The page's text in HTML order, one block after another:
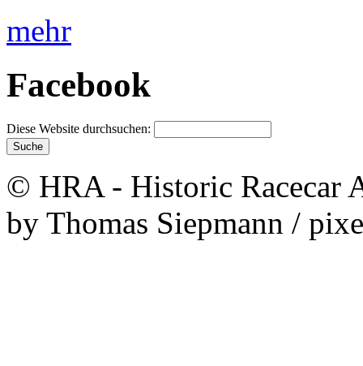
mehr
Facebook
Diese Website durchsuchen:
© HRA - Historic Racecar
by Thomas Siepmann /